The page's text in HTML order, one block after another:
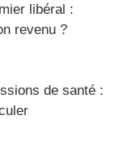
libéral :
revenu ?
de santé :